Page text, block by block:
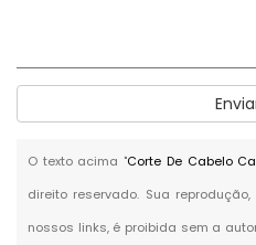
O texto acima "Corte De Cabelo
direito reservado. Sua
nossos links, é proibida sem a